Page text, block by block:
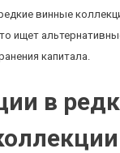
винные
ищет
капитала.
в